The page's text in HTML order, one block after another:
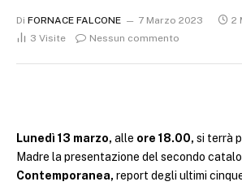
Di FORNACE FALCONE 7 Marzo 2023
2
3 Visite Nessun commento
Lunedì 13 marzo, alle ore 18.00, si terrà
Madre la presentazione del secondo
Contemporanea, report degli ultimi